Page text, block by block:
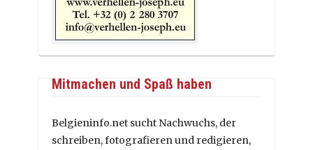
Mitmachen und Spaß haben
Belgieninfo.net sucht Nachwuchs, der
schreiben, fotografieren und redigieren,